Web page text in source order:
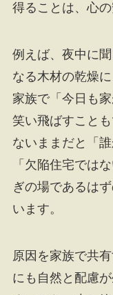
得ることは、心
例えば、夜中に
なる木材の乾燥
家族で「今日も
笑い飛ばすこと
ないままだと「
「欠陥住宅では
ぎの場であるは
います。
原因を家族で共
にも自然と配慮